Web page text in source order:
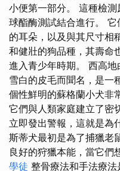
小便第一部分。 這種檢
球酯酶測試結合進行。
的耳朵，以及與其尺寸相
和健壯的狗品種，其壽命
進入青少年時期。 西高
雪白的皮毛而聞名，是一
個性鮮明的蘇格蘭小犬非
它們與人類家庭建立了密
立即發出警報，這就是為
斯蒂犬最初是為了捕獵老
良好的狩獵本能，當它們
學徒 整骨療法和手法療